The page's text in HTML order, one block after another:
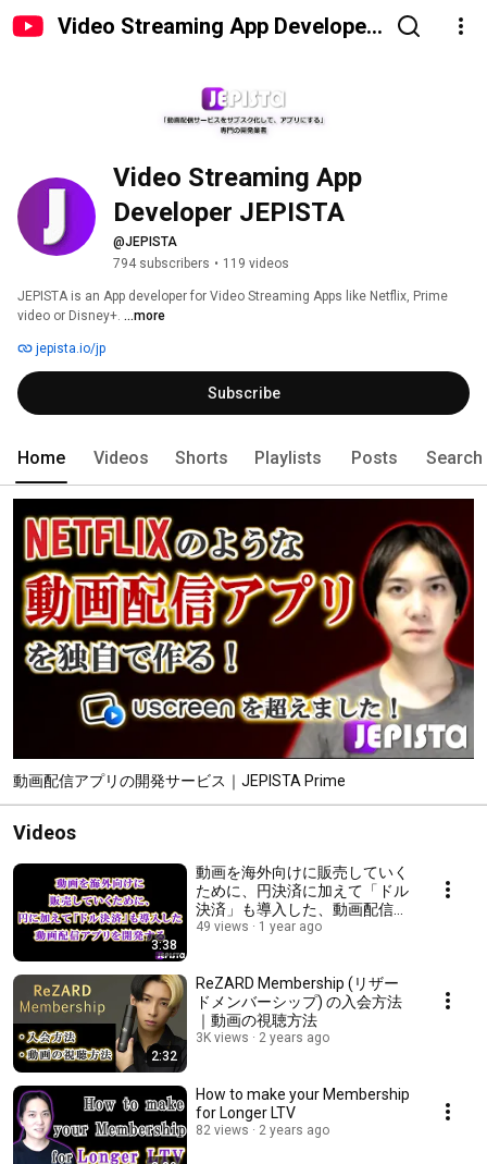
Video Streaming App Developer
Video Streaming App
Developer JEPISTA
@JEPISTA
794 subscribers • 119 videos
JEPISTA is an App developer for Video Streaming Apps like Netflix, Prime
video or Disney+. ...more
jepista.io/jp
Subscribe
Home Videos Shorts Playlists Posts Search
動画配信アプリの開発サービス｜JEPISTA Prime
Videos
3:38
動画を海外向けに販売していく
ために、円決済に加えて「ドル
決済」も導入した、動画配信ア
プリを開発する
49 views 1 year ago
2:32
ReZARD Membership (リザー
ドメンバーシップ) の入会方法
｜動画の視聴方法
3K views 2 years ago
How to make your Membership
for Longer LTV
82 views 2 years ago